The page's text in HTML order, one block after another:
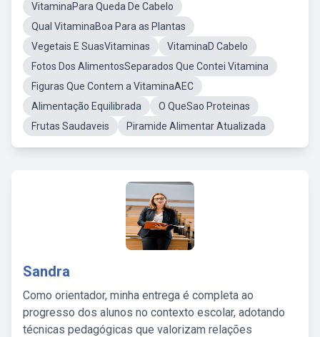
VitaminaPara Queda De Cabelo
Qual VitaminaBoa Para as Plantas
Vegetais E SuasVitaminas
VitaminaD Cabelo
Fotos Dos AlimentosSeparados Que Contei Vitamina
Figuras Que Contem a VitaminaAEC
Alimentação Equilibrada
O QueSao Proteinas
Frutas Saudaveis
Piramide Alimentar Atualizada
Sandra
Como orientador, minha entrega é completa ao
progresso dos alunos no contexto escolar, adotando
técnicas pedagógicas que valorizam relações